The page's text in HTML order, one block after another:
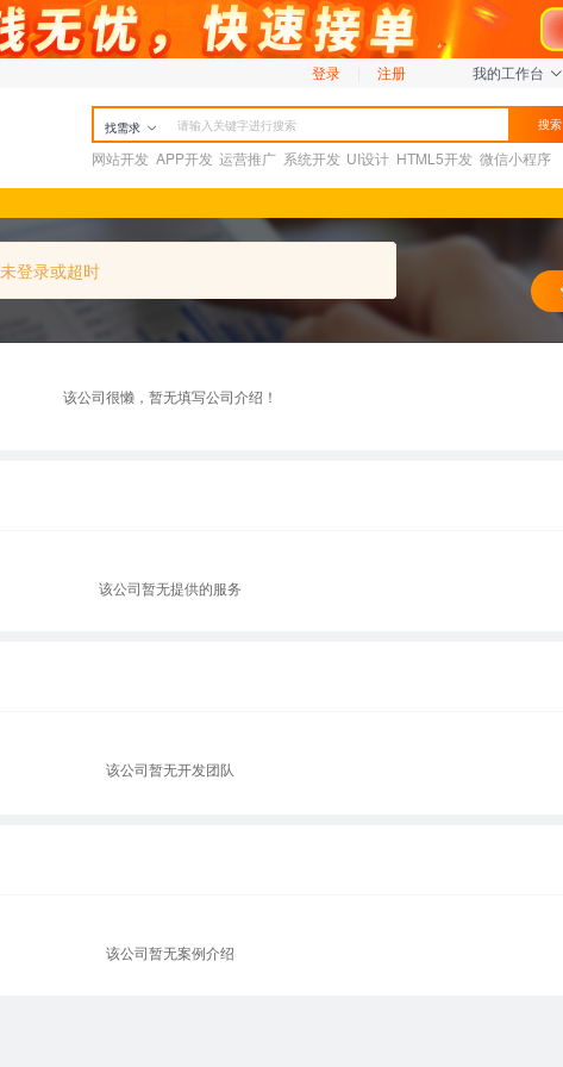
登录 注册 我的工作台
找需求 搜索
网站开发 APP开发 运营推广 系统开发 UI设计 HTML5开发 微信小程序
该公司很懒，暂无填写公司介绍！
该公司暂无提供的服务
该公司暂无开发团队
该公司暂无案例介绍
未登录或超时
未登录或超时